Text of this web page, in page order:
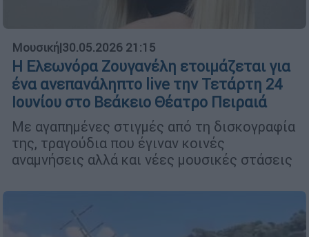
Μουσική|30.05.2026 21:15
Η Ελεωνόρα Ζουγανέλη ετοιμάζεται για
ένα ανεπανάληπτο live την Τετάρτη 24
Ιουνίου στο Βεάκειο Θέατρο Πειραιά
Με αγαπημένες στιγμές από τη δισκογραφία
της, τραγούδια που έγιναν κοινές
αναμνήσεις αλλά και νέες μουσικές στάσεις